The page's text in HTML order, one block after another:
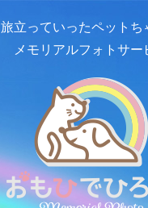
旅立っていったペットち
メモリアルフォトサー